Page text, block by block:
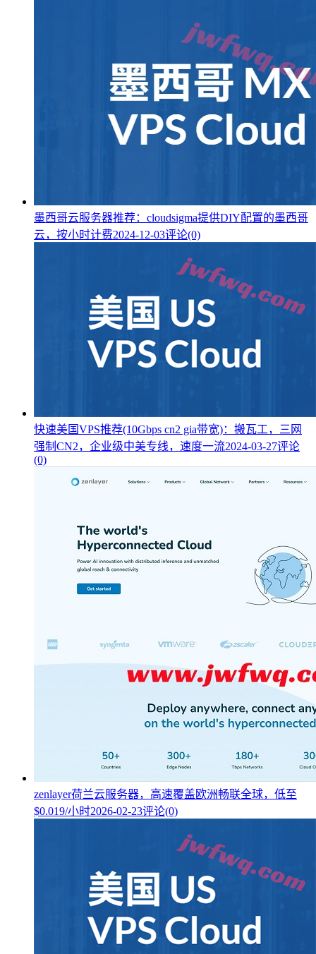
墨西哥云服务器推荐：cloudsigma提供DIY配置的墨西哥
云，按小时计费2024-12-03评论(0)
快速美国VPS推荐(10Gbps cn2 gia带宽)：搬瓦工，三网
强制CN2，企业级中美专线，速度一流2024-03-27评论
(0)
zenlayer荷兰云服务器，高速覆盖欧洲畅联全球，低至
$0.019/小时2026-02-23评论(0)